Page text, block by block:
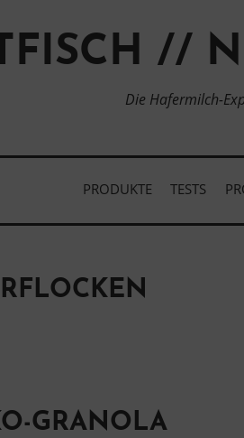
//
Die Hafermilch-
PRODUKTE TESTS
GRANOLA